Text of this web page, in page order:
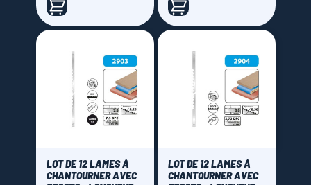
LOT DE 12 LAMES À
CHANTOURNER AVEC
LOT DE 12 LAMES À
CHANTOURNER AVEC